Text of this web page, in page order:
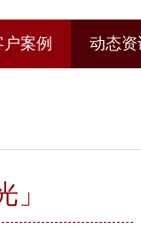
户案例 动态资